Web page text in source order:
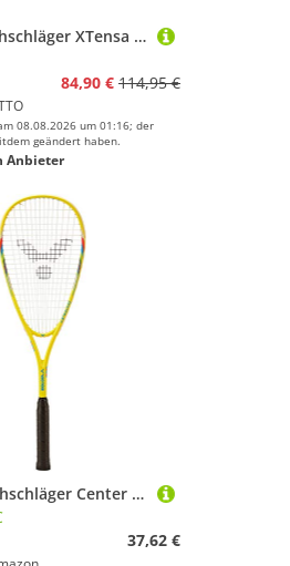
Oliver Squashschläger XTensa Pro (115g/ausgewogen) - besaitet
84,90 € 114,95 €
08.08.2026 um 01:16; der
geändert haben.
Anbieter
Victor Squashschläger Center Jet
37,62 €